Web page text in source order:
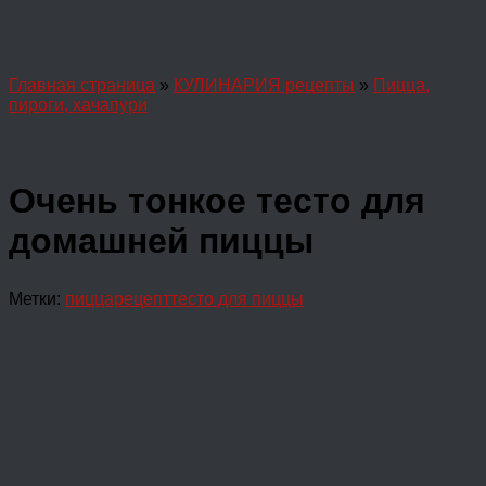
Главная страница » КУЛИНАРИЯ рецепты » Пицца,
пироги, хачапури
Очень тонкое тесто для
домашней пиццы
Метки: пиццарецепттесто для пиццы